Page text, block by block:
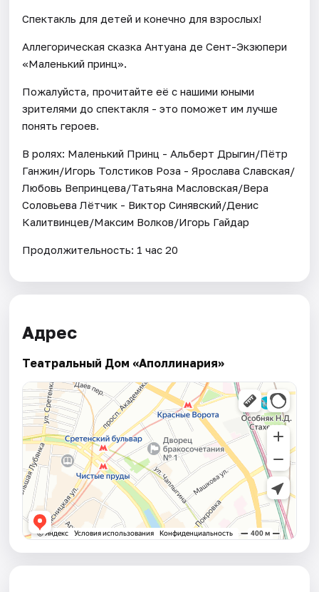
Спектакль для детей и конечно для взрослых!
Аллегорическая сказка Антуана де Сент-Экзюпери
«Маленький принц».
Пожалуйста, прочитайте её с нашими юными
зрителями до спектакля - это поможет им лучше
понять героев.
В ролях: Маленький Принц - Альберт Дрыгин/Пётр
Ганжин/Игорь Толстиков Роза - Ярослава Славская/
Любовь Вепринцева/Татьяна Масловская/Вера
Соловьева Лётчик - Виктор Синявский/Денис
Калитвинцев/Максим Волков/Игорь Гайдар
Продолжительность: 1 час 20
Адрес
Театральный Дом «Аполлинария»